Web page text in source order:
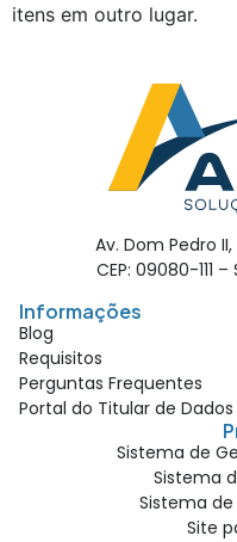
itens em outro lugar.
Av. Dom Pedro
CEP: 09080-111
Informações
Blog
Requisitos
Perguntas Frequentes
Portal do Titular de Dados
Sistema de
Sistema
Sistema
Site